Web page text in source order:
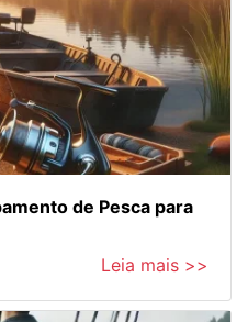
de Pesca para
Leia mais >>